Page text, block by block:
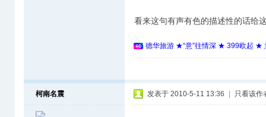
看来这句有声有色的描述性的话给
德华旅游 ★“意”往情深 ★ 399欧起 ★
柯南名震 发表于 2010-5-11 13:36 只看该作